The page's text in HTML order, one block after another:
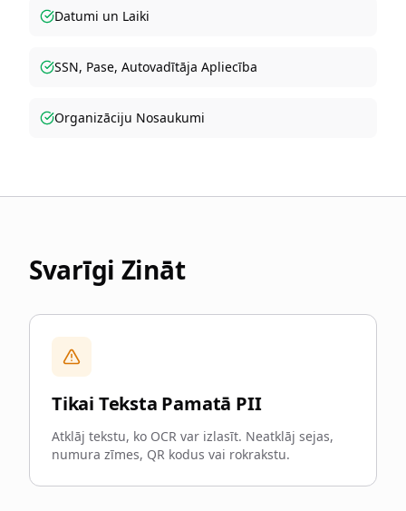
Datumi un Laiki
SSN, Pase, Autovadītāja Apliecība
Organizāciju Nosaukumi
Svarīgi Zināt
Tikai Teksta Pamatā PII
Atklāj tekstu, ko OCR var izlasīt. Neatklāj sejas,
numura zīmes, QR kodus vai rokrakstu.